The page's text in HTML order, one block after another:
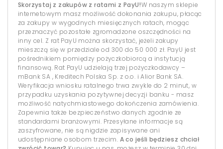
Skorzystaj z zakupów z ratami z PayU!W naszym sklepie
internetowym masz możliwość dokonania zakupu, płacąc
za zakupy w wygodnych miesięcznych ratach, mogąc
przeznaczyć pozostałe zgromadzone oszczędności na
inny cel. Z rat PayU można skorzystać, jeżeli zakupy
mieszczą się w przedziale od 300 do 50 000 zł. PayU jest
pośrednikiem pomiędzy pożyczkobiorcą a instytucją
finansową. Rat PayU udzielają trzej pożyczkodawcy –
mBank SA , Kreditech Polska Sp. z o.o. i Alior Bank SA.
Weryfikacja wniosku ratalnego trwa zwykle do 2 minut, w
przypadku uzyskania pozytywnej decyzji banku - masz
możliwość natychmiastowego dokończenia zamówienia.
Zapewnia także bezpieczeństwo danych zgodnie ze
standardami branżowymi. Przesyłane informacje są
zaszyfrowane, nie są nigdzie zapisywane ani
udostępniane osobom trzecim. A co jeśli będziesz chciał